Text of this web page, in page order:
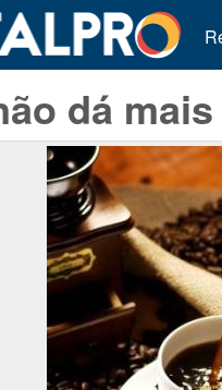
dá